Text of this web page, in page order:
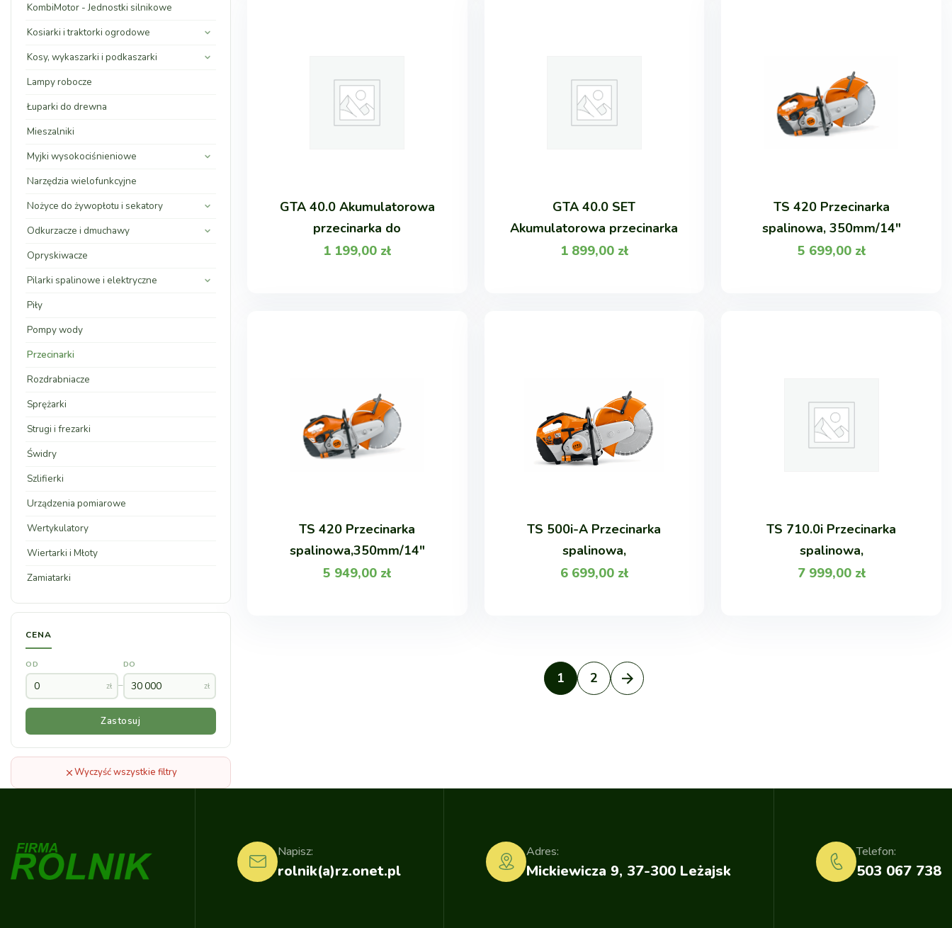
GTA 40.0 Akumulatorowa
przecinarka do
1 199,00 zł
GTA 40.0 SET
Akumulatorowa przecinarka
1 899,00 zł
TS 420 Przecinarka
spalinowa, 350mm/14"
5 699,00 zł
TS 420 Przecinarka
spalinowa,350mm/14"
5 949,00 zł
TS 500i-A Przecinarka
spalinowa,
6 699,00 zł
TS 710.0i Przecinarka
spalinowa,
7 999,00 zł
1 2
KombiMotor - Jednostki silnikowe
Kosiarki i traktorki ogrodowe
Kosy, wykaszarki i podkaszarki
Lampy robocze
Łuparki do drewna
Mieszalniki
Myjki wysokociśnieniowe
Narzędzia wielofunkcyjne
Nożyce do żywopłotu i sekatory
Odkurzacze i dmuchawy
Opryskiwacze
Pilarki spalinowe i elektryczne
Piły
Pompy wody
Przecinarki
Rozdrabniacze
Sprężarki
Strugi i frezarki
Świdry
Szlifierki
Urządzenia pomiarowe
Wertykulatory
Wiertarki i Młoty
Zamiatarki
CENA
OD
zł –
DO
zł
Zastosuj
Wyczyść wszystkie filtry
rolnik(a)rz.onet.pl
Napisz:
Mickiewicza 9, 37-300 Leżajsk
Adres:
503 067 738
Telefon: